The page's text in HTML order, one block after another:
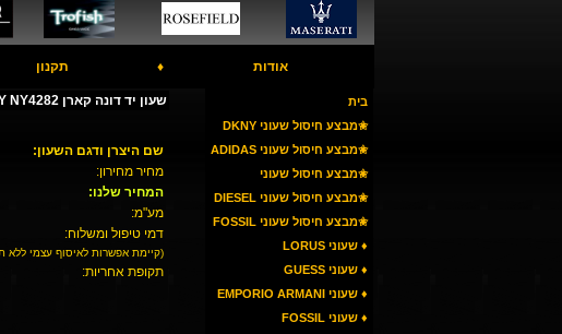
אודות ♦ תקנון
בית
✬מבצע חיסול שעוני DKNY
✬מבצע חיסול שעוני ADIDAS
✬מבצע חיסול שעוני
ARMANI
✬מבצע חיסול שעוני DIESEL
✬מבצע חיסול שעוני FOSSIL
♦ שעוני LORUS
♦ שעוני GUESS
♦ שעוני EMPORIO ARMANI
♦ שעוני FOSSIL
שעון יד דונה קארן DKNY NY4282
שם היצרן ודגם השעון:
מחיר מחירון:
המחיר שלנו:
מע"מ:
דמי טיפול ומשלוח:
(קיימת אפשרות לאיסוף עצמי ללא
תקופת אחריות: